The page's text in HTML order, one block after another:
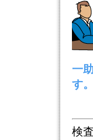
一
す。
検